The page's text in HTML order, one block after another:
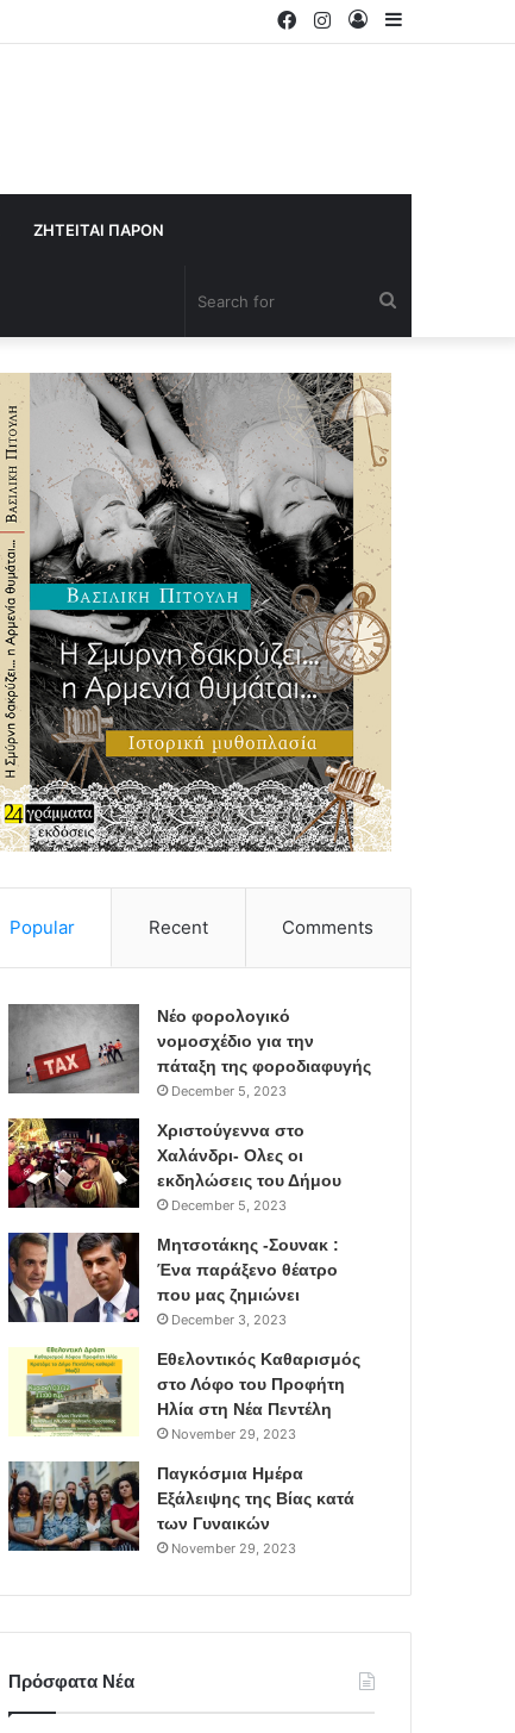
Log
Instagram
Facebook
ΖΗΤΕΙΤΑΙ ΠΑΡΟΝ
Popular Recent Comments
Νέο φορολογικό
νομοσχέδιο για την
πάταξη της φοροδιαφυγής
December 5, 2023
Χριστούγεννα στο
Χαλάνδρι- Ολες οι
εκδηλώσεις του Δήμου
December 5, 2023
Μητσοτάκης -Σουνακ :
Ένα παράξενο θέατρο
που μας ζημιώνει
December 3, 2023
Εθελοντικός Καθαρισμός
στο Λόφο του Προφήτη
Ηλία στη Νέα Πεντέλη
November 29, 2023
Παγκόσμια Ημέρα
Εξάλειψης της Βίας κατά
των Γυναικών
November 29, 2023
Πρόσφατα Νέα